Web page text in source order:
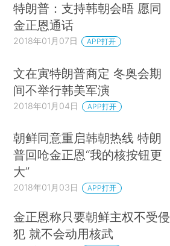
特朗普：支持韩朝会晤 愿同
金正恩通话
2018年01月07日 APP打开
文在寅特朗普商定 冬奥会期
间不举行韩美军演
2018年01月04日 APP打开
朝鲜同意重启韩朝热线 特朗
普回呛金正恩“我的核按钮更
大”
2018年01月03日 APP打开
金正恩称只要朝鲜主权不受侵
犯 就不会动用核武